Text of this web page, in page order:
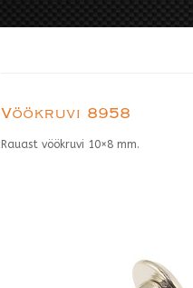
Vöökruvi 8958
Rauast vöökruvi 10×8 mm.